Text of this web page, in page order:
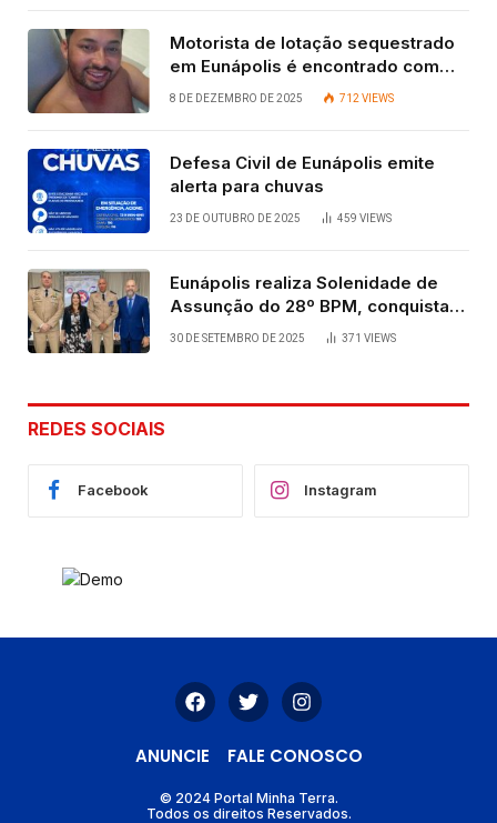
Motorista de lotação sequestrado
em Eunápolis é encontrado com
vida após quatro dias.
8 DE DEZEMBRO DE 2025 712 VIEWS
Defesa Civil de Eunápolis emite
alerta para chuvas
23 DE OUTUBRO DE 2025 459 VIEWS
Eunápolis realiza Solenidade de
Assunção do 28º BPM, conquista
viabilizada por articulação política
30 DE SETEMBRO DE 2025 371 VIEWS
REDES SOCIAIS
Facebook Instagram
ANUNCIE FALE CONOSCO
© 2024 Portal Minha Terra.
Todos os direitos Reservados.